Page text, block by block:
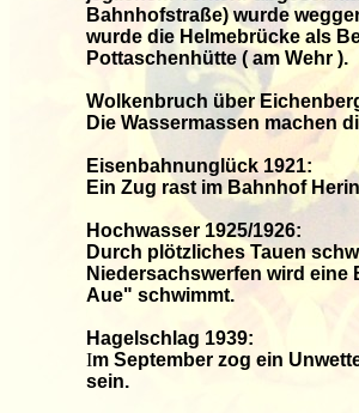
Bahnhofstraße) wurde
wurde die Helmebrücke als
Pottaschenhütte ( am Wehr ).
Wolkenbruch über
Die Wassermassen machen
Eisenbahnunglück 1921:
Ein Zug rast im Bahnhof
Hochwasser 1925/1926:
Durch plötzliches Tauen
Niedersachswerfen wird
Aue" schwimmt.
Hagelschlag 1939:
Im September zog ein
sein.